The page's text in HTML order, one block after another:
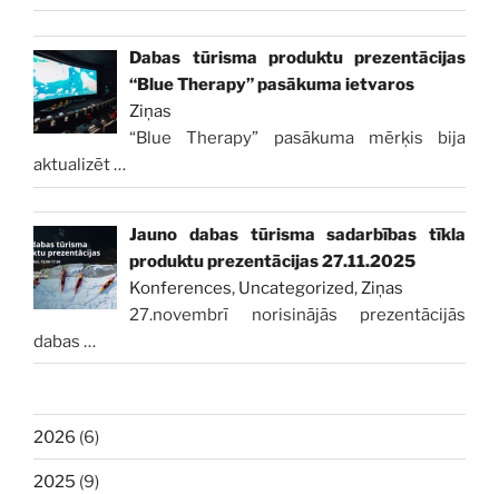
Dabas tūrisma produktu prezentācijas
“Blue Therapy” pasākuma ietvaros
Ziņas
“Blue Therapy” pasākuma mērķis bija
aktualizēt…
Jauno dabas tūrisma sadarbības tīkla
produktu prezentācijas 27.11.2025
Konferences, Uncategorized,Ziņas
27.novembrī norisinājās prezentācijās
dabas …
2026 (6)
2025 (9)